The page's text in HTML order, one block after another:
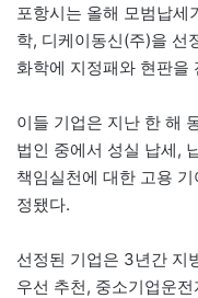
포항시는 올해 모범납세
학, 디케이동신(주)을 선
화학에 지정패와 현판을
이들 기업은 지난 한 해
법인 중에서 성실 납세,
책임실천에 대한 고용
정됐다.
선정된 기업은 3년간 지
우선 추천, 중소기업운